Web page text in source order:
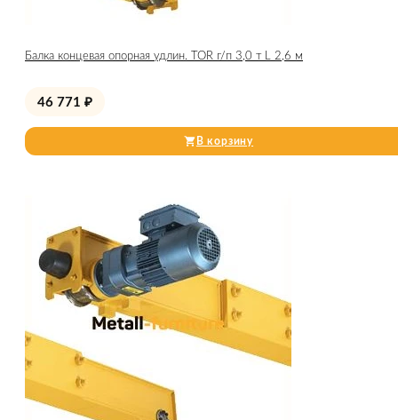
Балка концевая опорная удлин. TOR г/п 3,0 т L 2,6 м
46 771 ₽
В корзину